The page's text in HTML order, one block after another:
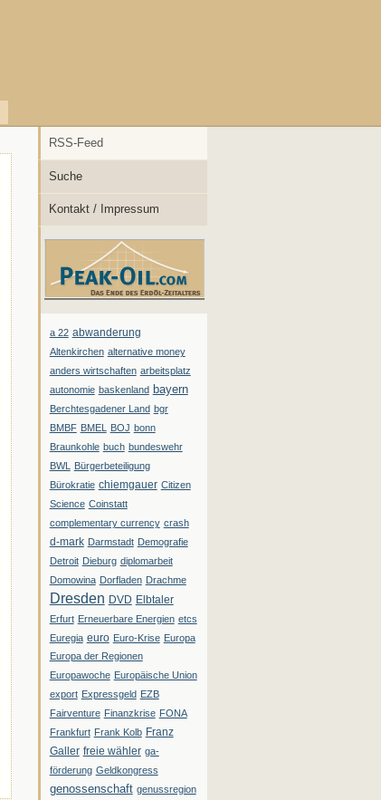
RSS-Feed
Suche
Kontakt / Impressum
a 22 abwanderung
Altenkirchen alternative money
anders wirtschaften arbeitsplatz
autonomie baskenland bayern
Berchtesgadener Land bgr
BMBF BMEL BOJ bonn
Braunkohle buch bundeswehr
BWL Bürgerbeteiligung
Bürokratie chiemgauer Citizen
Science Coinstatt
complementary currency crash
d-mark Darmstadt Demografie
Detroit Dieburg diplomarbeit
Domowina Dorfladen Drachme
Dresden DVD Elbtaler
Erfurt Erneuerbare Energien etcs
Euregia euro Euro-Krise Europa
Europa der Regionen
Europawoche Europäische Union
export Expressgeld EZB
Fairventure Finanzkrise FONA
Frankfurt Frank Kolb Franz
Galler freie wähler ga-
förderung Geldkongress
genossenschaft genussregion